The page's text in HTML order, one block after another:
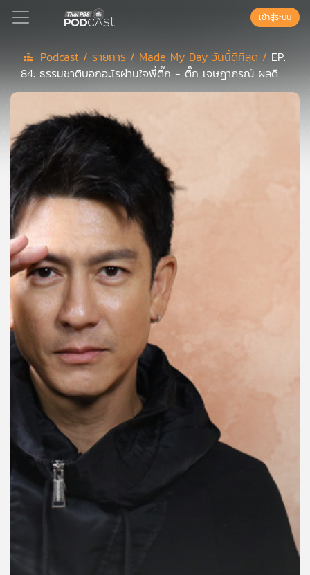
Podcast
เพล
ย์
ลิ
สต์
แนะนำ
เพล
ย์
ลิ
สต์
ของ
คุณ
เพลง
บทความ
ข่าว
และ
กิจกรรม
เข้าสู่ระบบ
Podcast / รายการ / Made My Day วันนี้ดีที่สุด / EP.
84: ธรรมชาติบอกอะไรผ่านใจพี่ติ๊ก - ติ๊ก เจษฎาภรณ์ ผลดี